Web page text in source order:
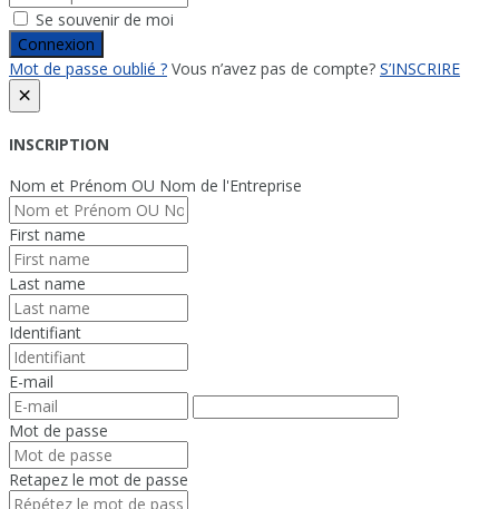
Se souvenir de moi
Connexion
Mot de passe oublié ? Vous n’avez pas de compte? S’INSCRIRE
×
INSCRIPTION
Nom et Prénom OU Nom de l'Entreprise
First name
Last name
Identifiant
E-mail
Mot de passe
Retapez le mot de passe